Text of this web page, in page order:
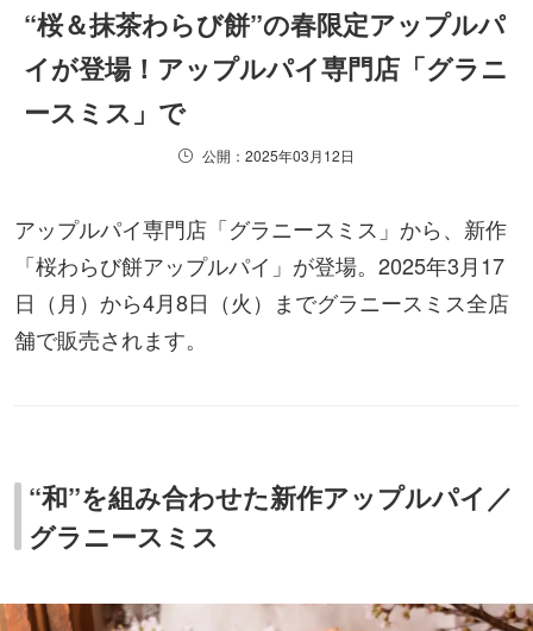
“桜＆抹茶わらび餅”の春限定アップルパ
イが登場！アップルパイ専門店「グラニ
ースミス」で
公開：2025年03月12日
アップルパイ専門店「グラニースミス」から、新作
「桜わらび餅アップルパイ」が登場。2025年3月17
日（月）から4月8日（火）までグラニースミス全店
舗で販売されます。
“和”を組み合わせた新作アップルパイ／
グラニースミス